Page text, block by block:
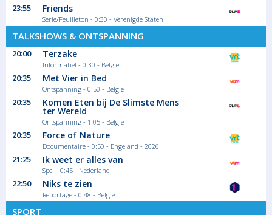
00:10
Het Weer
Magazine - duiding Informatief
00:15
Mary & George
George begint aan een heroïsche en
historische...
Serie/Feuilleton Drama
23:55 Friends
Serie/Feuilleton - 0:30 - Verenigde Staten
TALKSHOWS & ONTSPANNING
20:00 Terzake
Informatief - 0:30 - België
20:35 Met Vier in Bed
Ontspanning - 0:50 - België
20:35 Komen Eten bij De Slimste Mens
ter Wereld
Ontspanning - 1:05 - België
20:35 Force of Nature
Documentaire - 0:50 - Engeland - 2026
21:25 Ik weet er alles van
Spel - 0:45 - Nederland
22:50 Niks te zien
Reportage - 0:48 - België
SPORT